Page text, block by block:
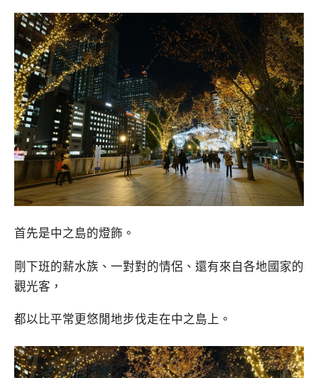
首先是中之島的燈飾。
剛下班的薪水族、一對對的情侶、還有來自各地國家的
觀光客，
都以比平常更悠閒地步伐走在中之島上。